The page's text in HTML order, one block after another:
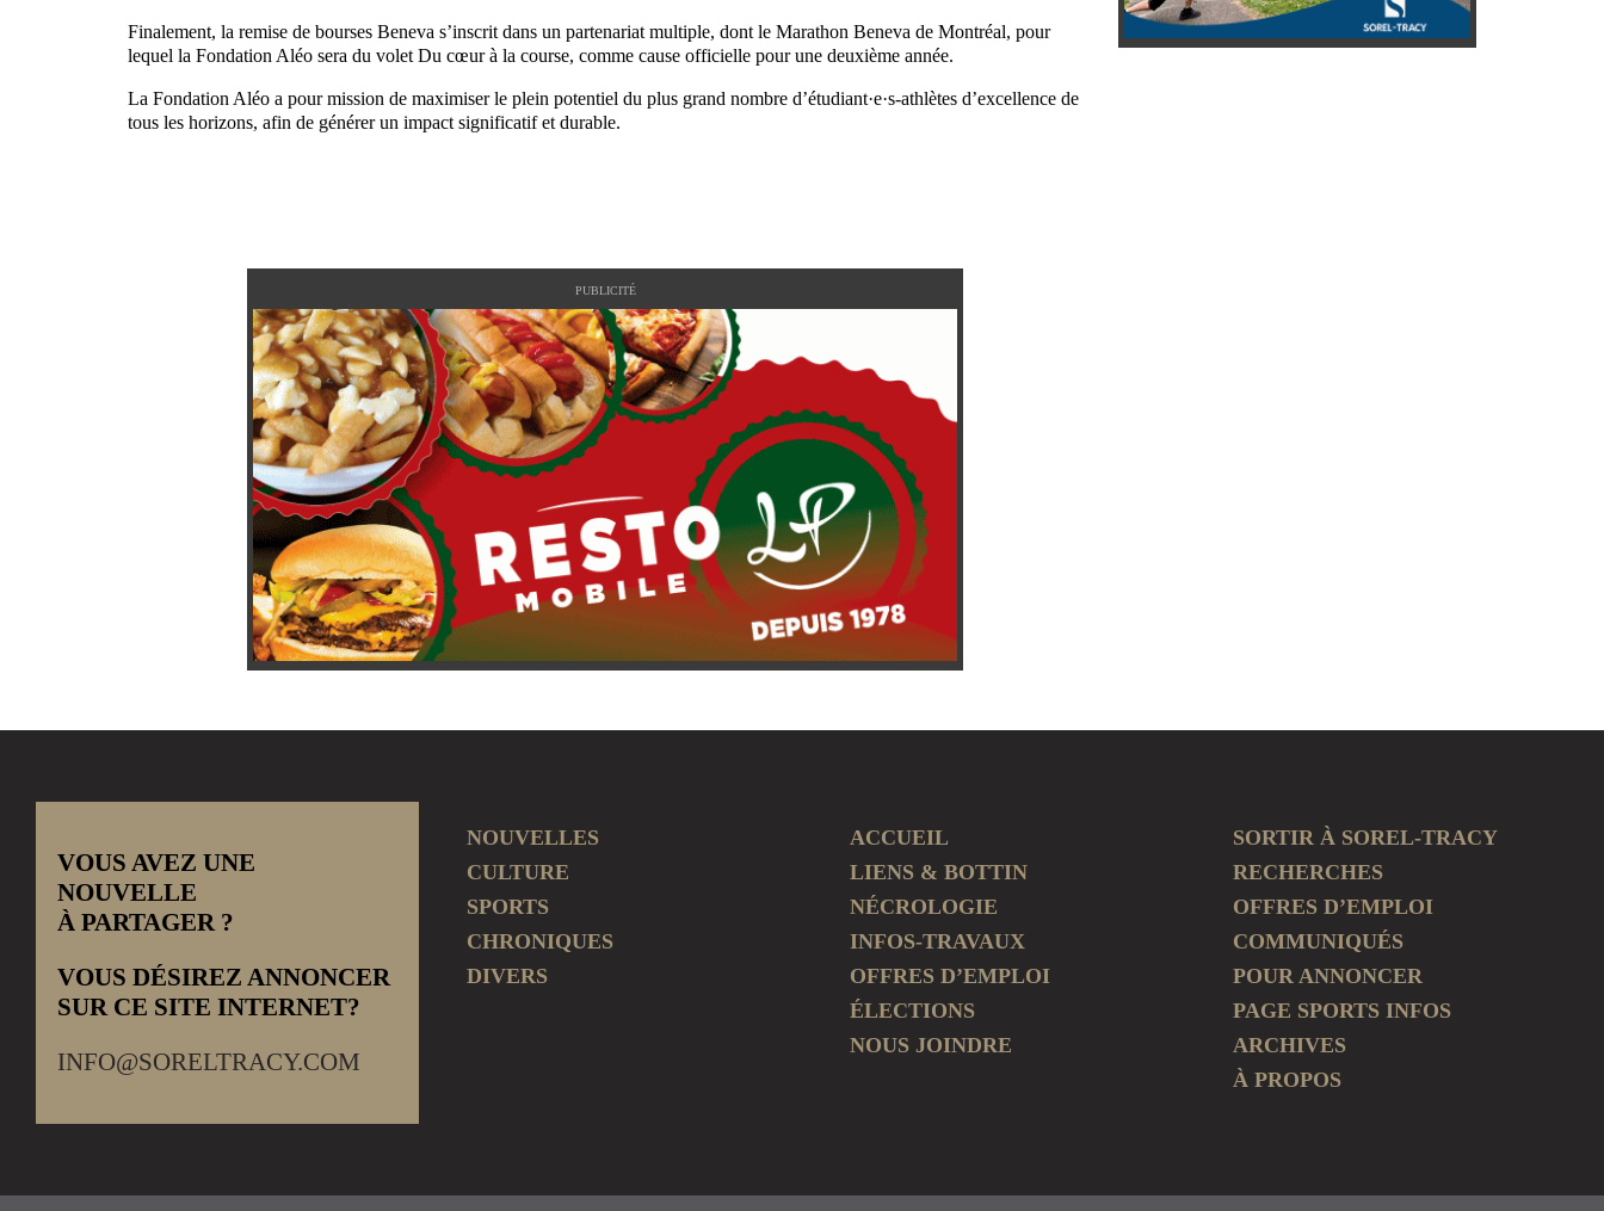
Finalement, la remise de bourses Beneva s’inscrit dans un partenariat multiple, dont le Marathon Beneva de Montréal, pour
lequel la Fondation Aléo sera du volet Du cœur à la course, comme cause officielle pour une deuxième année.
La Fondation Aléo a pour mission de maximiser le plein potentiel du plus grand nombre d’étudiant·e·s-athlètes d’excellence de
tous les horizons, afin de générer un impact significatif et durable.
PUBLICITÉ
VOUS AVEZ UNE
NOUVELLE
À PARTAGER ?
VOUS DÉSIREZ ANNONCER
SUR CE SITE INTERNET?
INFO@SORELTRACY.COM
NOUVELLES
CULTURE
SPORTS
CHRONIQUES
DIVERS
ACCUEIL
LIENS & BOTTIN
NÉCROLOGIE
INFOS-TRAVAUX
OFFRES D’EMPLOI
ÉLECTIONS
NOUS JOINDRE
SORTIR À SOREL-TRACY
RECHERCHES
OFFRES D’EMPLOI
COMMUNIQUÉS
POUR ANNONCER
PAGE SPORTS INFOS
ARCHIVES
À PROPOS